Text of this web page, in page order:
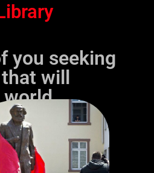
you seeking
will
world